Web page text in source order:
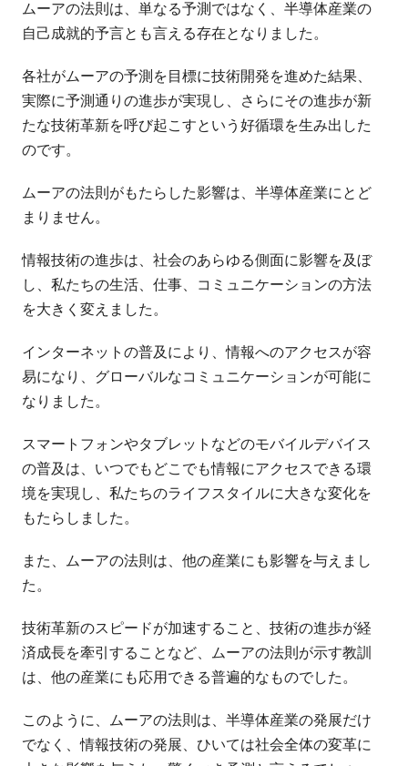
ムーアの法則は、単なる予測ではなく、半導体産業の
自己成就的予言とも言える存在となりました。
各社がムーアの予測を目標に技術開発を進めた結果、
実際に予測通りの進歩が実現し、さらにその進歩が新
たな技術革新を呼び起こすという好循環を生み出した
のです。
ムーアの法則がもたらした影響は、半導体産業にとど
まりません。
情報技術の進歩は、社会のあらゆる側面に影響を及ぼ
し、私たちの生活、仕事、コミュニケーションの方法
を大きく変えました。
インターネットの普及により、情報へのアクセスが容
易になり、グローバルなコミュニケーションが可能に
なりました。
スマートフォンやタブレットなどのモバイルデバイス
の普及は、いつでもどこでも情報にアクセスできる環
境を実現し、私たちのライフスタイルに大きな変化を
もたらしました。
また、ムーアの法則は、他の産業にも影響を与えまし
た。
技術革新のスピードが加速すること、技術の進歩が経
済成長を牽引することなど、ムーアの法則が示す教訓
は、他の産業にも応用できる普遍的なものでした。
このように、ムーアの法則は、半導体産業の発展だけ
でなく、情報技術の発展、ひいては社会全体の変革に